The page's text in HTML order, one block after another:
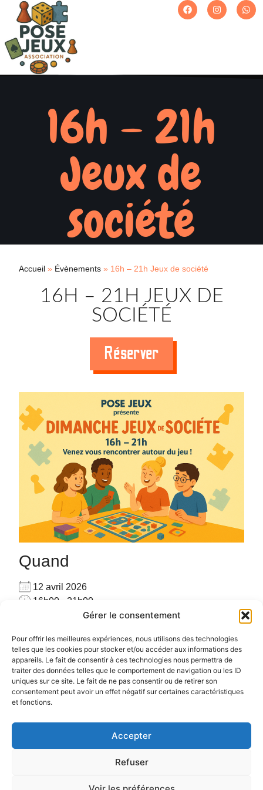
Gérer le consentement
Pour offrir les meilleures expériences, nous utilisons des technologies
telles que les cookies pour stocker et/ou accéder aux informations des
appareils. Le fait de consentir à ces technologies nous permettra de
traiter des données telles que le comportement de navigation ou les ID
uniques sur ce site. Le fait de ne pas consentir ou de retirer son
consentement peut avoir un effet négatif sur certaines caractéristiques
et fonctions.
Accepter
Refuser
16h – 21h
Jeux de
société
Accueil » Évènements » 16h – 21h Jeux de société
16H – 21H JEUX DE
SOCIÉTÉ
Réserver
Quand
12 avril 2026
16h00 - 21h00
Ajouter au Calendrier
Télécharger ICS
Calendrier Google
les autres joueurs sur place avec plus de 160 jeux
#PARTAGE #CONVIVIALITE #RENCONTRE #JEUX